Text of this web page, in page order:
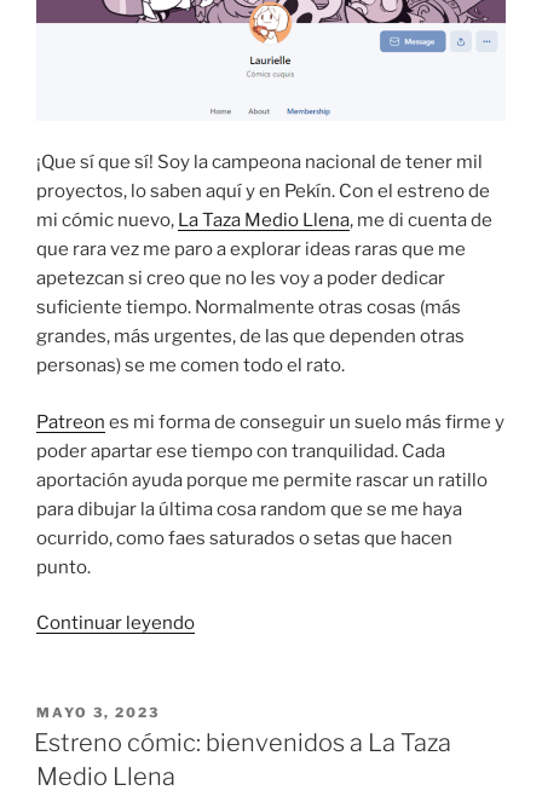
¡Que sí que sí! Soy la campeona nacional de tener mil
proyectos, lo saben aquí y en Pekín. Con el estreno de
mi cómic nuevo, La Taza Medio Llena, me di cuenta de
que rara vez me paro a explorar ideas raras que me
apetezcan si creo que no les voy a poder dedicar
suficiente tiempo. Normalmente otras cosas (más
grandes, más urgentes, de las que dependen otras
personas) se me comen todo el rato.
Patreon es mi forma de conseguir un suelo más firme y
poder apartar ese tiempo con tranquilidad. Cada
aportación ayuda porque me permite rascar un ratillo
para dibujar la última cosa random que se me haya
ocurrido, como faes saturados o setas que hacen
punto.
Continuar leyendo«Me
Patreon»
PUBLICADO
EL
MAYO 3, 2023
Estreno cómic: bienvenidos a La Taza
Medio Llena